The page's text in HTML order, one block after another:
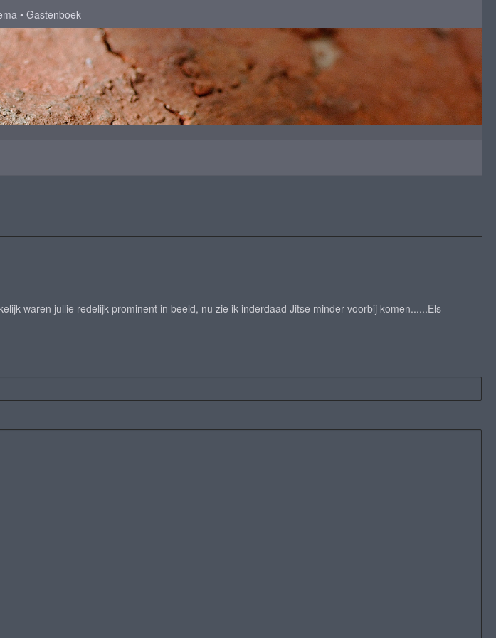
Gastenboek
waren jullie redelijk prominent in beeld, nu zie ik inderdaad Jitse minder voorbij komen......Els